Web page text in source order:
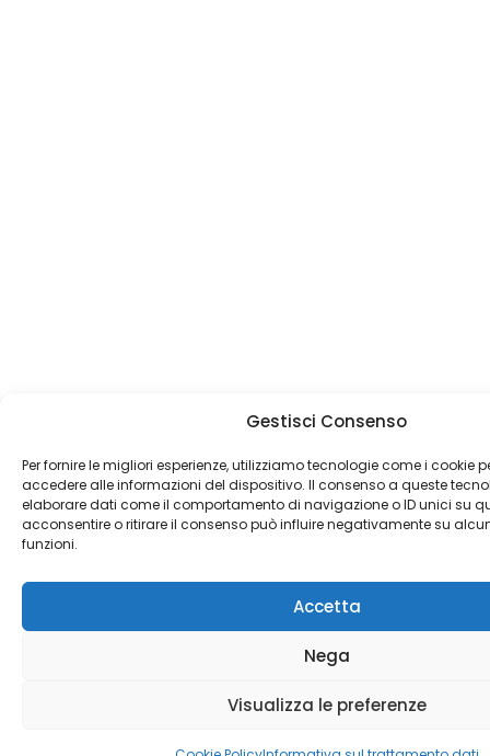
Gestisci Consenso
Per fornire le migliori esperienze, utilizziamo tecnologie come i cookie
accedere alle informazioni del dispositivo. Il consenso a queste
elaborare dati come il comportamento di navigazione o ID unici su
acconsentire o ritirare il consenso può influire negativamente su
funzioni.
Accetta
Nega
Visualizza le preferenze